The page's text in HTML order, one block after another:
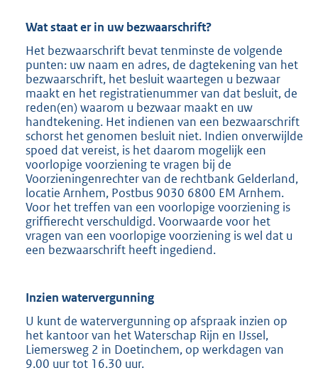
Wat staat er in uw bezwaarschrift?
Het bezwaarschrift bevat tenminste de volgende
punten: uw naam en adres, de dagtekening van het
bezwaarschrift, het besluit waartegen u bezwaar
maakt en het registratienummer van dat besluit, de
reden(en) waarom u bezwaar maakt en uw
handtekening. Het indienen van een bezwaarschrift
schorst het genomen besluit niet. Indien onverwijlde
spoed dat vereist, is het daarom mogelijk een
voorlopige voorziening te vragen bij de
Voorzieningenrechter van de rechtbank Gelderland,
locatie Arnhem, Postbus 9030 6800 EM Arnhem.
Voor het treffen van een voorlopige voorziening is
griffierecht verschuldigd. Voorwaarde voor het
vragen van een voorlopige voorziening is wel dat u
een bezwaarschrift heeft ingediend.
Inzien watervergunning
U kunt de watervergunning op afspraak inzien op
het kantoor van het Waterschap Rijn en IJssel,
Liemersweg 2 in Doetinchem, op werkdagen van
9.00 uur tot 16.30 uur.